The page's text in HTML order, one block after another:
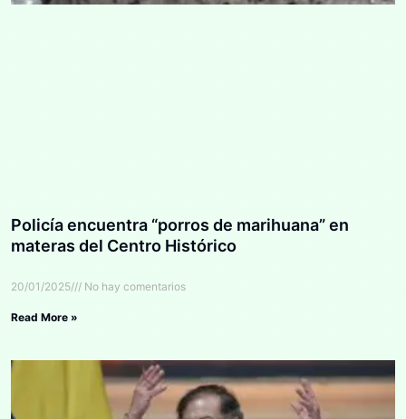
Policía encuentra “porros de marihuana” en
materas del Centro Histórico
20/01/2025 No hay comentarios
Read More »